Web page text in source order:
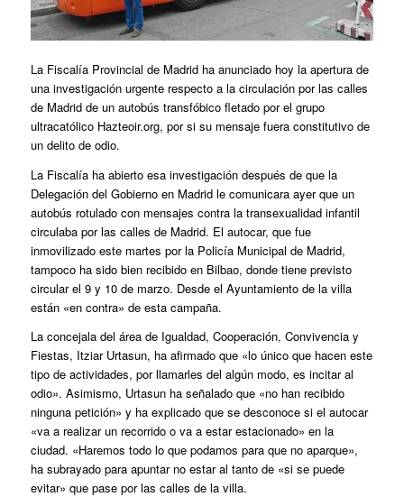
La Fiscalía Provincial de Madrid ha anunciado hoy la apertura de
una investigación urgente respecto a la circulación por las calles
de Madrid de un autobús transfóbico fletado por el grupo
ultracatólico Hazteoir.org, por si su mensaje fuera constitutivo de
un delito de odio.
La Fiscalía ha abierto esa investigación después de que la
Delegación del Gobierno en Madrid le comunicara ayer que un
autobús rotulado con mensajes contra la transexualidad infantil
circulaba por las calles de Madrid. El autocar, que fue
inmovilizado este martes por la Policía Municipal de Madrid,
tampoco ha sido bien recibido en Bilbao, donde tiene previsto
circular el 9 y 10 de marzo. Desde el Ayuntamiento de la villa
están «en contra» de esta campaña.
La concejala del área de Igualdad, Cooperación, Convivencia y
Fiestas, Itziar Urtasun, ha afirmado que «lo único que hacen este
tipo de actividades, por llamarles del algún modo, es incitar al
odio». Asimismo, Urtasun ha señalado que «no han recibido
ninguna petición» y ha explicado que se desconoce si el autocar
«va a realizar un recorrido o va a estar estacionado» en la
ciudad. «Haremos todo lo que podamos para que no aparque»,
ha subrayado para apuntar no estar al tanto de «si se puede
evitar» que pase por las calles de la villa.